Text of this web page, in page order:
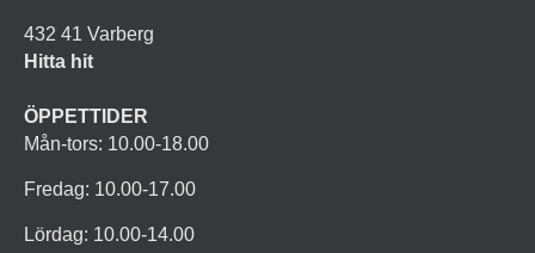
432 41 Varberg
Hitta hit
ÖPPETTIDER
Mån-tors: 10.00-18.00
Fredag: 10.00-17.00
Lördag: 10.00-14.00